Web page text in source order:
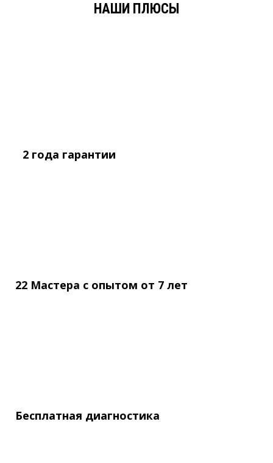
НАШИ ПЛЮСЫ
2 года гарантии
22 Мастера с опытом от 7 лет
Бесплатная диагностика